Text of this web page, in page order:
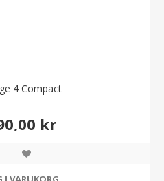
4 Compact
kr